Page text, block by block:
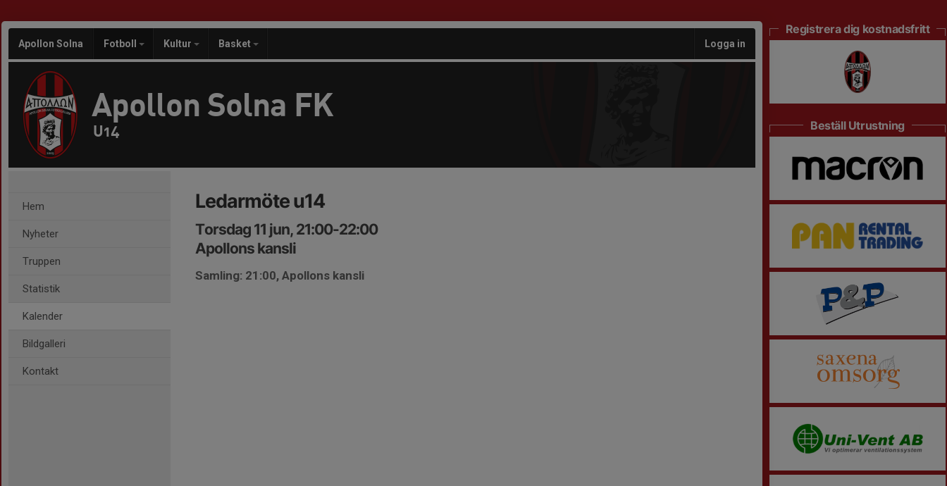
Apollon Solna Fotboll Kultur Basket Logga in
Apollon Solna FK
U14
Hem
Nyheter
Truppen
Statistik
Kalender
Bildgalleri
Kontakt
Ledarmöte u14
Torsdag 11 jun, 21:00-22:00
Apollons kansli
Samling: 21:00, Apollons kansli
Registrera dig kostnadsfritt
Beställ Utrustning